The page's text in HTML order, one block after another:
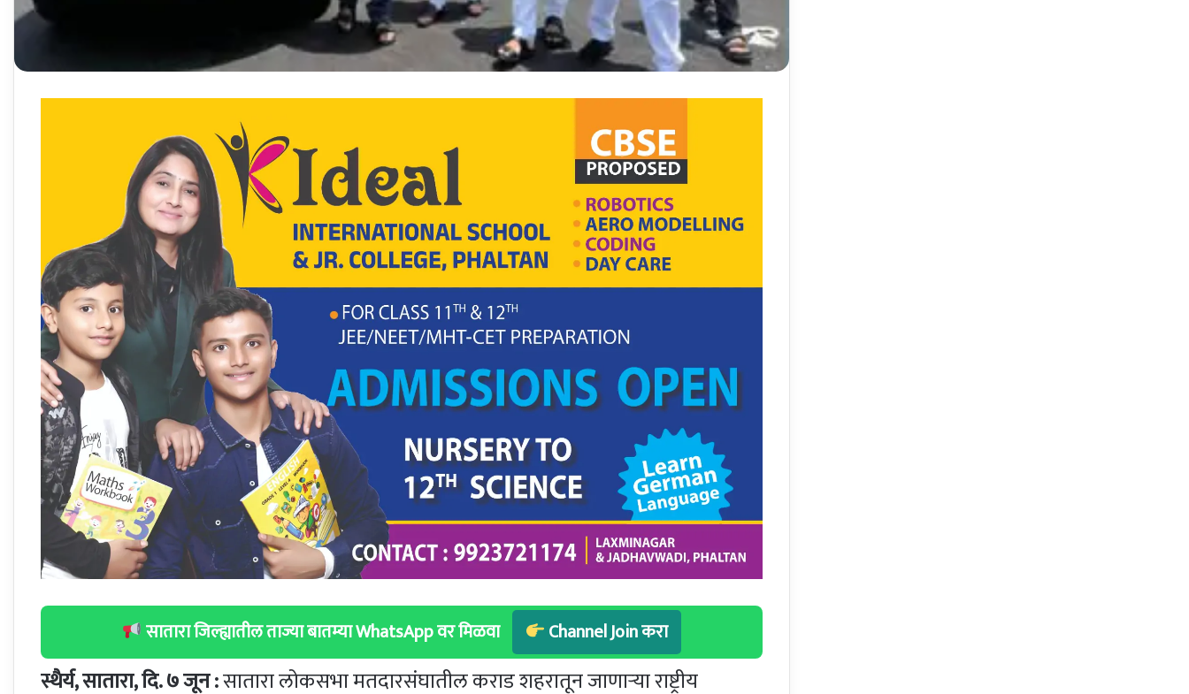
सातारा जिल्ह्यातील ताज्या बातम्या WhatsApp वर मिळवा Channel Join करा
स्थैर्य, सातारा, दि. ७ जून :सातारा लोकसभा मतदारसंघातील कराड शहरातून जाणाऱ्या राष्ट्रीय